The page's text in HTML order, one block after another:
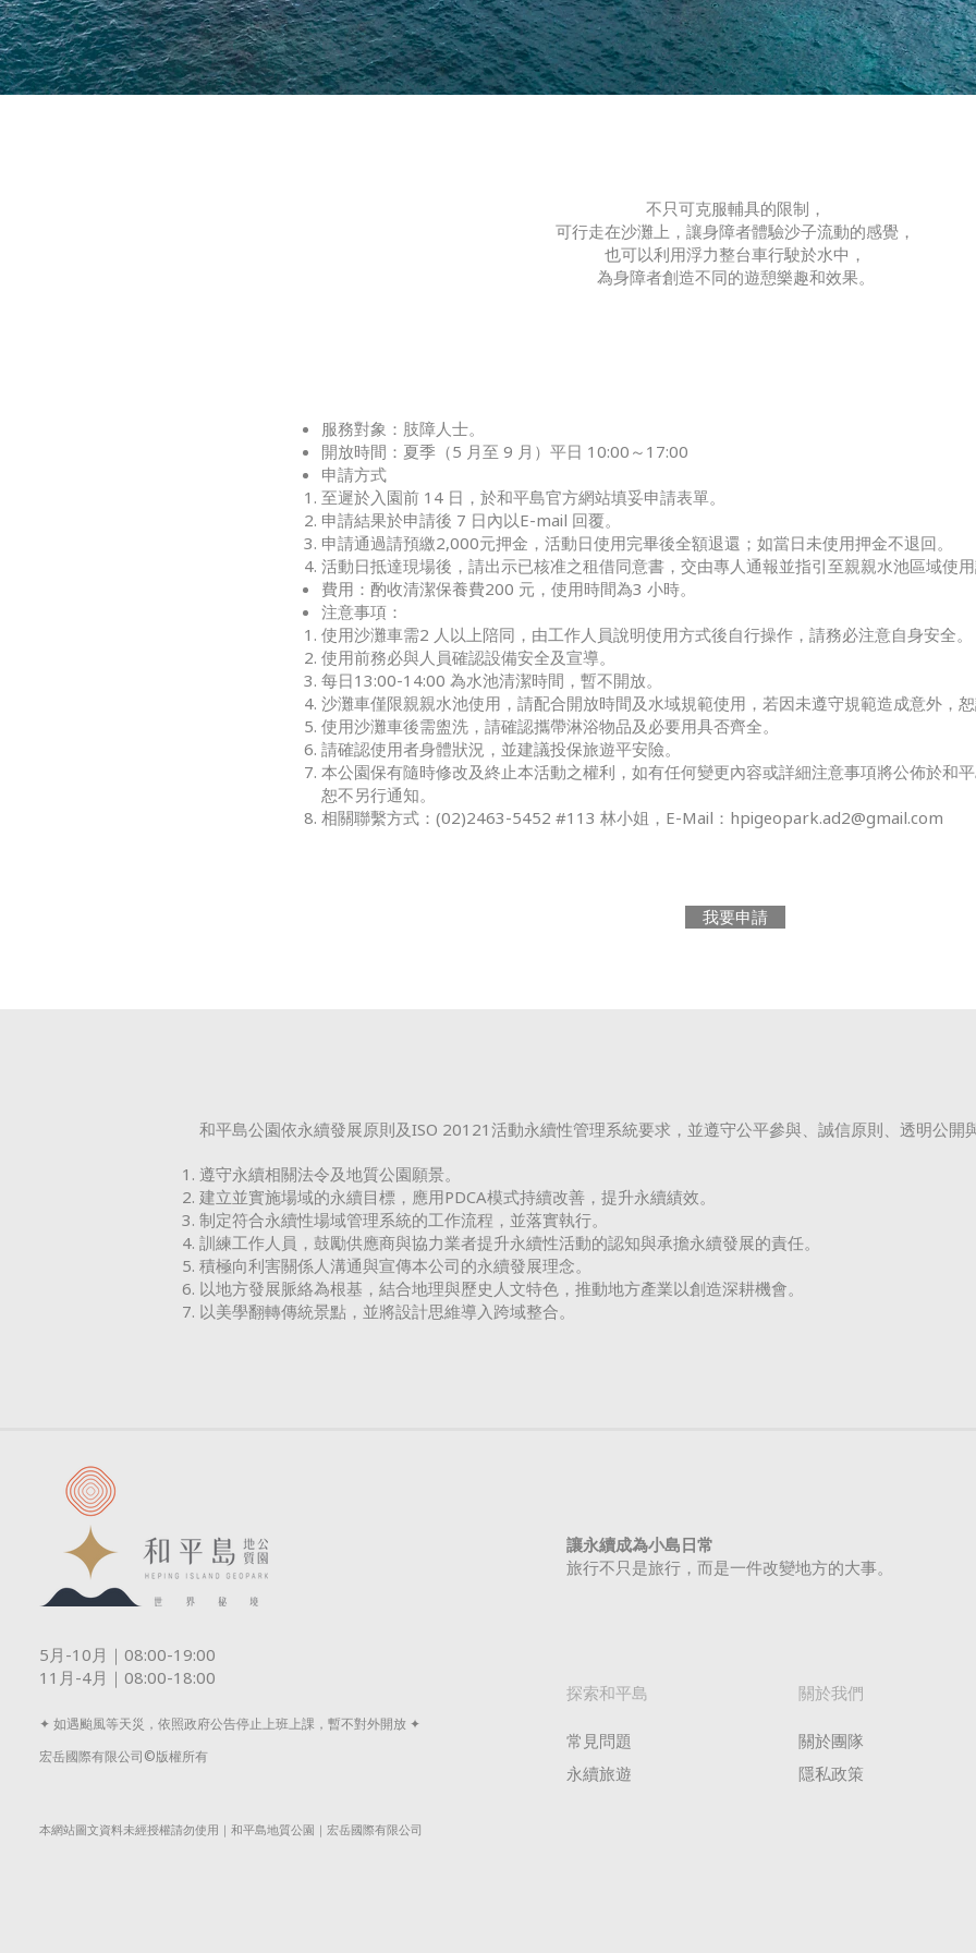
不只可克服輔具的限制，
可行走在沙灘上，讓身障者體驗沙子流動的感覺，
也可以利用浮力整台車行駛於水中，
為身障者創造不同的遊憩樂趣和效果。
服務對象：肢障人士。
開放時間：夏季（5 月至 9 月）平日 10:00～17:00
申請方式
至遲於入園前 14 日，於和平島官方網站填妥申請表單。
申請結果於申請後 7 日內以E-mail 回覆。
申請通過請預繳2,000元押金，活動日使用完畢後全額退還；如當日未使用押金不退回。
活動日抵達現場後，請出示已核准之租借同意書，交由專人通報並指引至親親水池區域使用
費用：酌收清潔保養費200 元，使用時間為3 小時。
注意事項：
使用沙灘車需2 人以上陪同，由工作人員說明使用方式後自行操作，請務必注意自身安全。
使用前務必與人員確認設備安全及宣導。
每日13:00-14:00 為水池清潔時間，暫不開放。
沙灘車僅限親親水池使用，請配合開放時間及水域規範使用，若因未遵守規範造成意外，恕
使用沙灘車後需盥洗，請確認攜帶淋浴物品及必要用具否齊全。
請確認使用者身體狀況，並建議投保旅遊平安險。
本公園保有隨時修改及終止本活動之權利，如有任何變更內容或詳細注意事項將公佈於和
恕不另行通知。
相關聯繫方式：(02)2463-5452 #113 林小姐，E-Mail： hpigeopark.ad2@gmail.com
我要申請
和平島公園依永續發展原則及ISO 20121活動永續性管理系統要求，並遵守公平參與、誠信原則、透明公開
遵守永續相關法令及地質公園願景。
建立並實施場域的永續目標，應用PDCA模式持續改善，提升永續績效。
制定符合永續性場域管理系統的工作流程，並落實執行。
訓練工作人員，鼓勵供應商與協力業者提升永續性活動的認知與承擔永續發展的責任。
積極向利害關係人溝通與宣傳本公司的永續發展理念。
以地方發展脈絡為根基，結合地理與歷史人文特色，推動地方產業以創造深耕機會。
以美學翻轉傳統景點，並將設計思維導入跨域整合。
5月-10月｜08:00-19:00
11月-4月｜08:00-18:00
✦ 如遇颱風等天災，依照政府公告停止上班上課，暫不對外開放 ✦
宏岳國際有限公司©版權所有
本網站圖文資料未經授權請勿使用｜和平島地質公園｜宏岳國際有限公司
讓永續成為小島日常
旅行不只是旅行，而是一件改變地方的大事。​
​探索和平島
常見問題
​永續旅遊
​關於我們
關於團隊
​隱私政策